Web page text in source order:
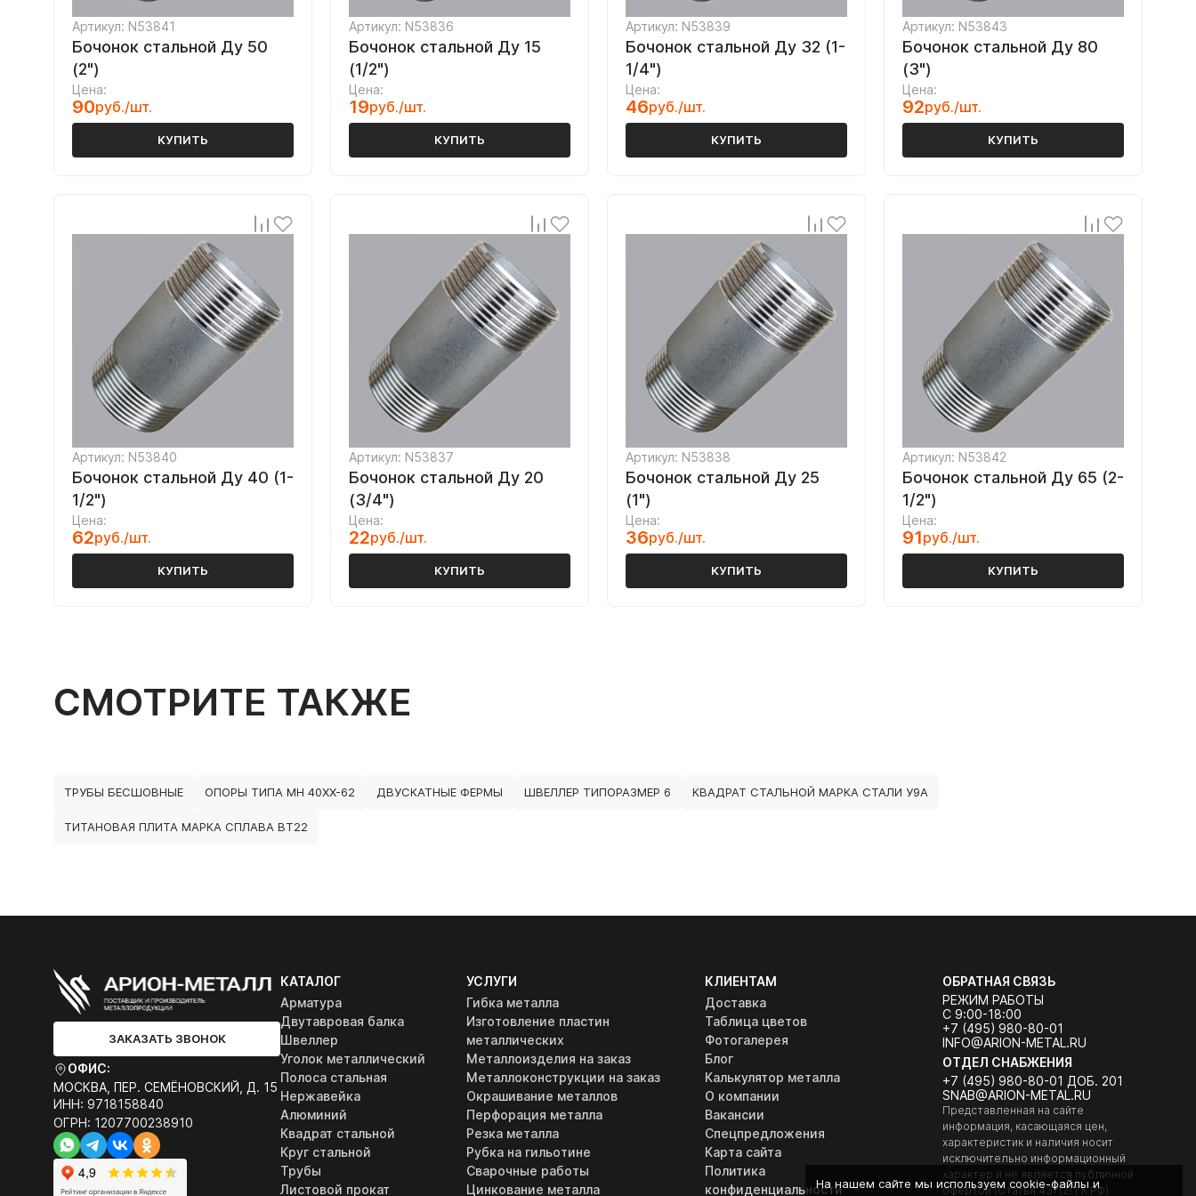
Артикул: N53841
Бочонок стальной Ду 50
(2")
Цена:
90руб./шт.
КУПИТЬ
Артикул: N53836
Бочонок стальной Ду 15
(1/2")
Цена:
19руб./шт.
КУПИТЬ
Артикул: N53839
Бочонок стальной Ду 32 (1-
1/4")
Цена:
46руб./шт.
КУПИТЬ
Артикул: N53843
Бочонок стальной Ду 80
(3")
Цена:
92руб./шт.
КУПИТЬ
Артикул: N53840
Бочонок стальной Ду 40 (1-
1/2")
Цена:
62руб./шт.
КУПИТЬ
Артикул: N53837
Бочонок стальной Ду 20
(3/4")
Цена:
22руб./шт.
КУПИТЬ
Артикул: N53838
Бочонок стальной Ду 25
(1")
Цена:
36руб./шт.
КУПИТЬ
Артикул: N53842
Бочонок стальной Ду 65 (2-
1/2")
Цена:
91руб./шт.
КУПИТЬ
СМОТРИТЕ ТАКЖЕ
ТРУБЫ БЕСШОВНЫЕ ОПОРЫ ТИПА МН 40ХХ-62 ДВУСКАТНЫЕ ФЕРМЫ ШВЕЛЛЕР ТИПОРАЗМЕР 6 КВАДРАТ СТАЛЬНОЙ МАРКА СТАЛИ У9А
ТИТАНОВАЯ ПЛИТА МАРКА СПЛАВА ВТ22
ЗАКАЗАТЬ ЗВОНОК
ОФИС:
МОСКВА, ПЕР. СЕМЁНОВСКИЙ, Д. 15
ИНН: 9718158840
ОГРН: 1207700238910
КАТАЛОГ
Арматура
Двутавровая балка
Швеллер
Уголок металлический
Полоса стальная
Нержавейка
Алюминий
Квадрат стальной
Круг стальной
Трубы
Листовой прокат
УСЛУГИ
Гибка металла
Изготовление пластин
металлических
Металлоизделия на заказ
Металлоконструкции на заказ
Окрашивание металлов
Перфорация металла
Резка металла
Рубка на гильотине
Сварочные работы
Цинкование металла
КЛИЕНТАМ
Доставка
Таблица цветов
Фотогалерея
Блог
Калькулятор металла
О компании
Вакансии
Спецпредложения
Карта сайта
Политика
конфиденциальности
ОБРАТНАЯ СВЯЗЬ
РЕЖИМ РАБОТЫ
С 9:00-18:00
+7 (495) 980-80-01
INFO@ARION-METAL.RU
ОТДЕЛ СНАБЖЕНИЯ
+7 (495) 980-80-01 ДОБ. 201
SNAB@ARION-METAL.RU
Представленная на сайте
информация, касающаяся цен,
характеристик и наличия носит
исключительно информационный
характер и не является публичной
офертой (Статья 437(2) ГК РФ).
На нашем сайте мы используем cookie-файлы и